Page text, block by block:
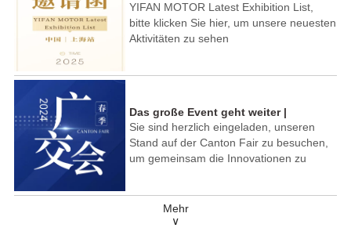
Veranstaltungen
YIFAN MOTOR Latest Exhibition List,
bitte klicken Sie hier, um unsere neuesten
Aktivitäten zu sehen
Das große Event geht weiter |
Jiangnan Yifan Motor trifft Sie auf der
Canton Spring Fair 2024!
Sie sind herzlich eingeladen, unseren
Stand auf der Canton Fair zu besuchen,
um gemeinsam die Innovationen zu
Mehr
∨